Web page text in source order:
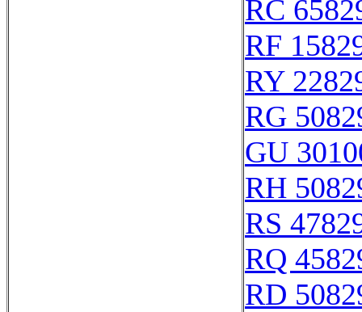
RC
RF
RY
RG
GU
RH
RS
RQ
RD